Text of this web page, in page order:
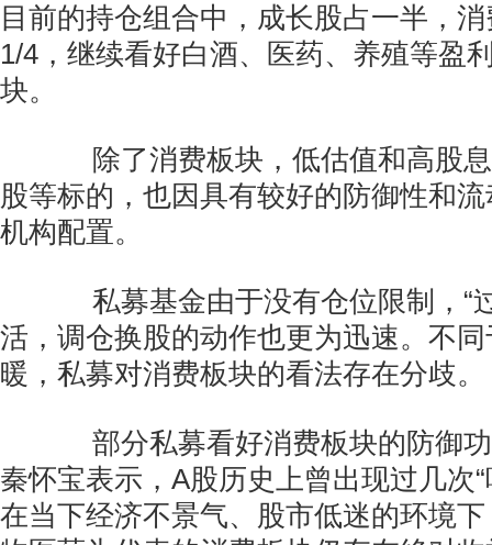
目前的持仓组合中，成长股占一半，
1/4，继续看好白酒、医药、养殖等盈
块。
除了消费板块，低估值和高股息
股等标的，也因具有较好的防御性和
机构配置。
私募基金由于没有仓位限制，“
活，调仓换股的动作也更为迅速。不
暖，私募对消费板块的看法存在分歧。
部分私募看好消费板块的防御功
秦怀宝表示，A股历史上曾出现过几次
在当下经济不景气、股市低迷的环境